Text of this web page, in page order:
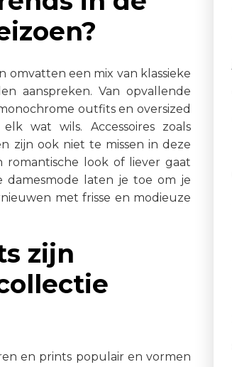
omvatten een mix van klassieke
aanspreken. Van opvallende
outfits en oversized
wat wils. Accessoires zoals
zijn ook niet te missen in deze
romantische look of liever gaat
laten je toe om je
met frisse en modieuze
zijn
en prints populair en vormen